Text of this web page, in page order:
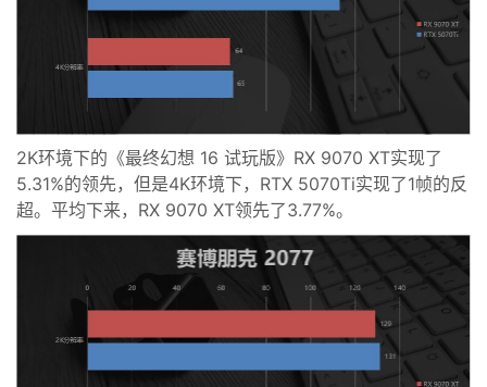
2K环境下的《最终幻想 16 试玩版》RX 9070 XT实现了
5.31%的领先，但是4K环境下，RTX 5070Ti实现了1帧的反
超。平均下来，RX 9070 XT领先了3.77%。